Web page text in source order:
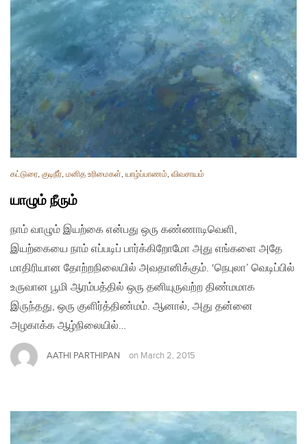
கட்டுரை, குடிநீர், மனித உரிமைகள், யாழ்ப்பாணம், விவசாயம்
யாழும் நீரும்
நாம் வாழும் இயற்கை என்பது ஒரு கண்ணாடிவெளி,
இயற்கையை நாம் எப்படிப் பார்க்கிறோமோ அது எங்களை அதே
மாதிரியான தோற்றநிலையில் அவதானிக்கும். ‘நெபுலா’ வெடிப்பில்
உருவான பூமி ஆரம்பத்தில் ஒரு தனியுருவற்ற திண்மமாக
இருந்தது, ஒரு குளிர்த்திண்மம். ஆனால், அது தன்னை
அழகாக்க ஆழ்நிலையில்…
AATHI PARTHIPAN on March 2, 2015